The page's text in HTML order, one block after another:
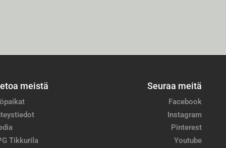
meistä
Tikkurila
Seuraa meitä
Facebook
Instagram
Pinterest
Youtube